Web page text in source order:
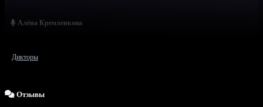
Алёна Кремленкова
Дикторы
Отзывы